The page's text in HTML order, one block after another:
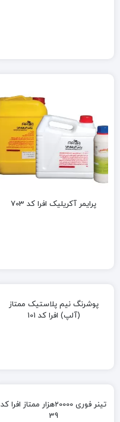
پرایمر آکریلیک افرا کد 703
پوشرنگ نیم پلاستیک ممتاز
(آلپ) افرا کد 101
تینر فوری 20000هزار ممتاز افرا کد
39